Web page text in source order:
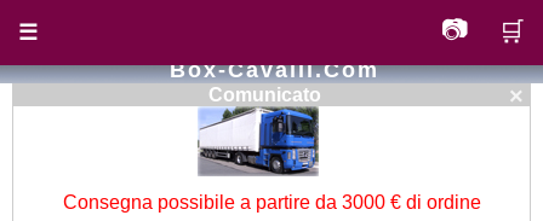
Box-Cavalli.com
☰ 📷 🛒
×
Comunicato
Consegna possibile a partire da 3000 € di ordine